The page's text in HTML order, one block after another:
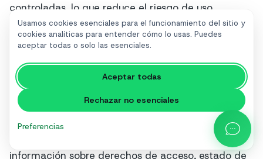
Usamos cookies esenciales para el funcionamiento del sitio y
cookies analíticas para entender cómo lo usas. Puedes
aceptar todas o solo las esenciales.
Aceptar todas
Rechazar no esenciales
Preferencias
controladas, lo que reduce el riesgo de uso
indebido.
SendApp Agent
conversaciones de los pacientes en equipo, con
asignaciones de chat, etiquetas personalizadas,
notas internas e informes. De esta forma, la
atención al cliente puede responder de forma
consistente y con seguimiento a las solicitudes de
información sobre derechos de acceso, estado de